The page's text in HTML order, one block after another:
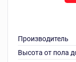
Производитель
Высота от пола